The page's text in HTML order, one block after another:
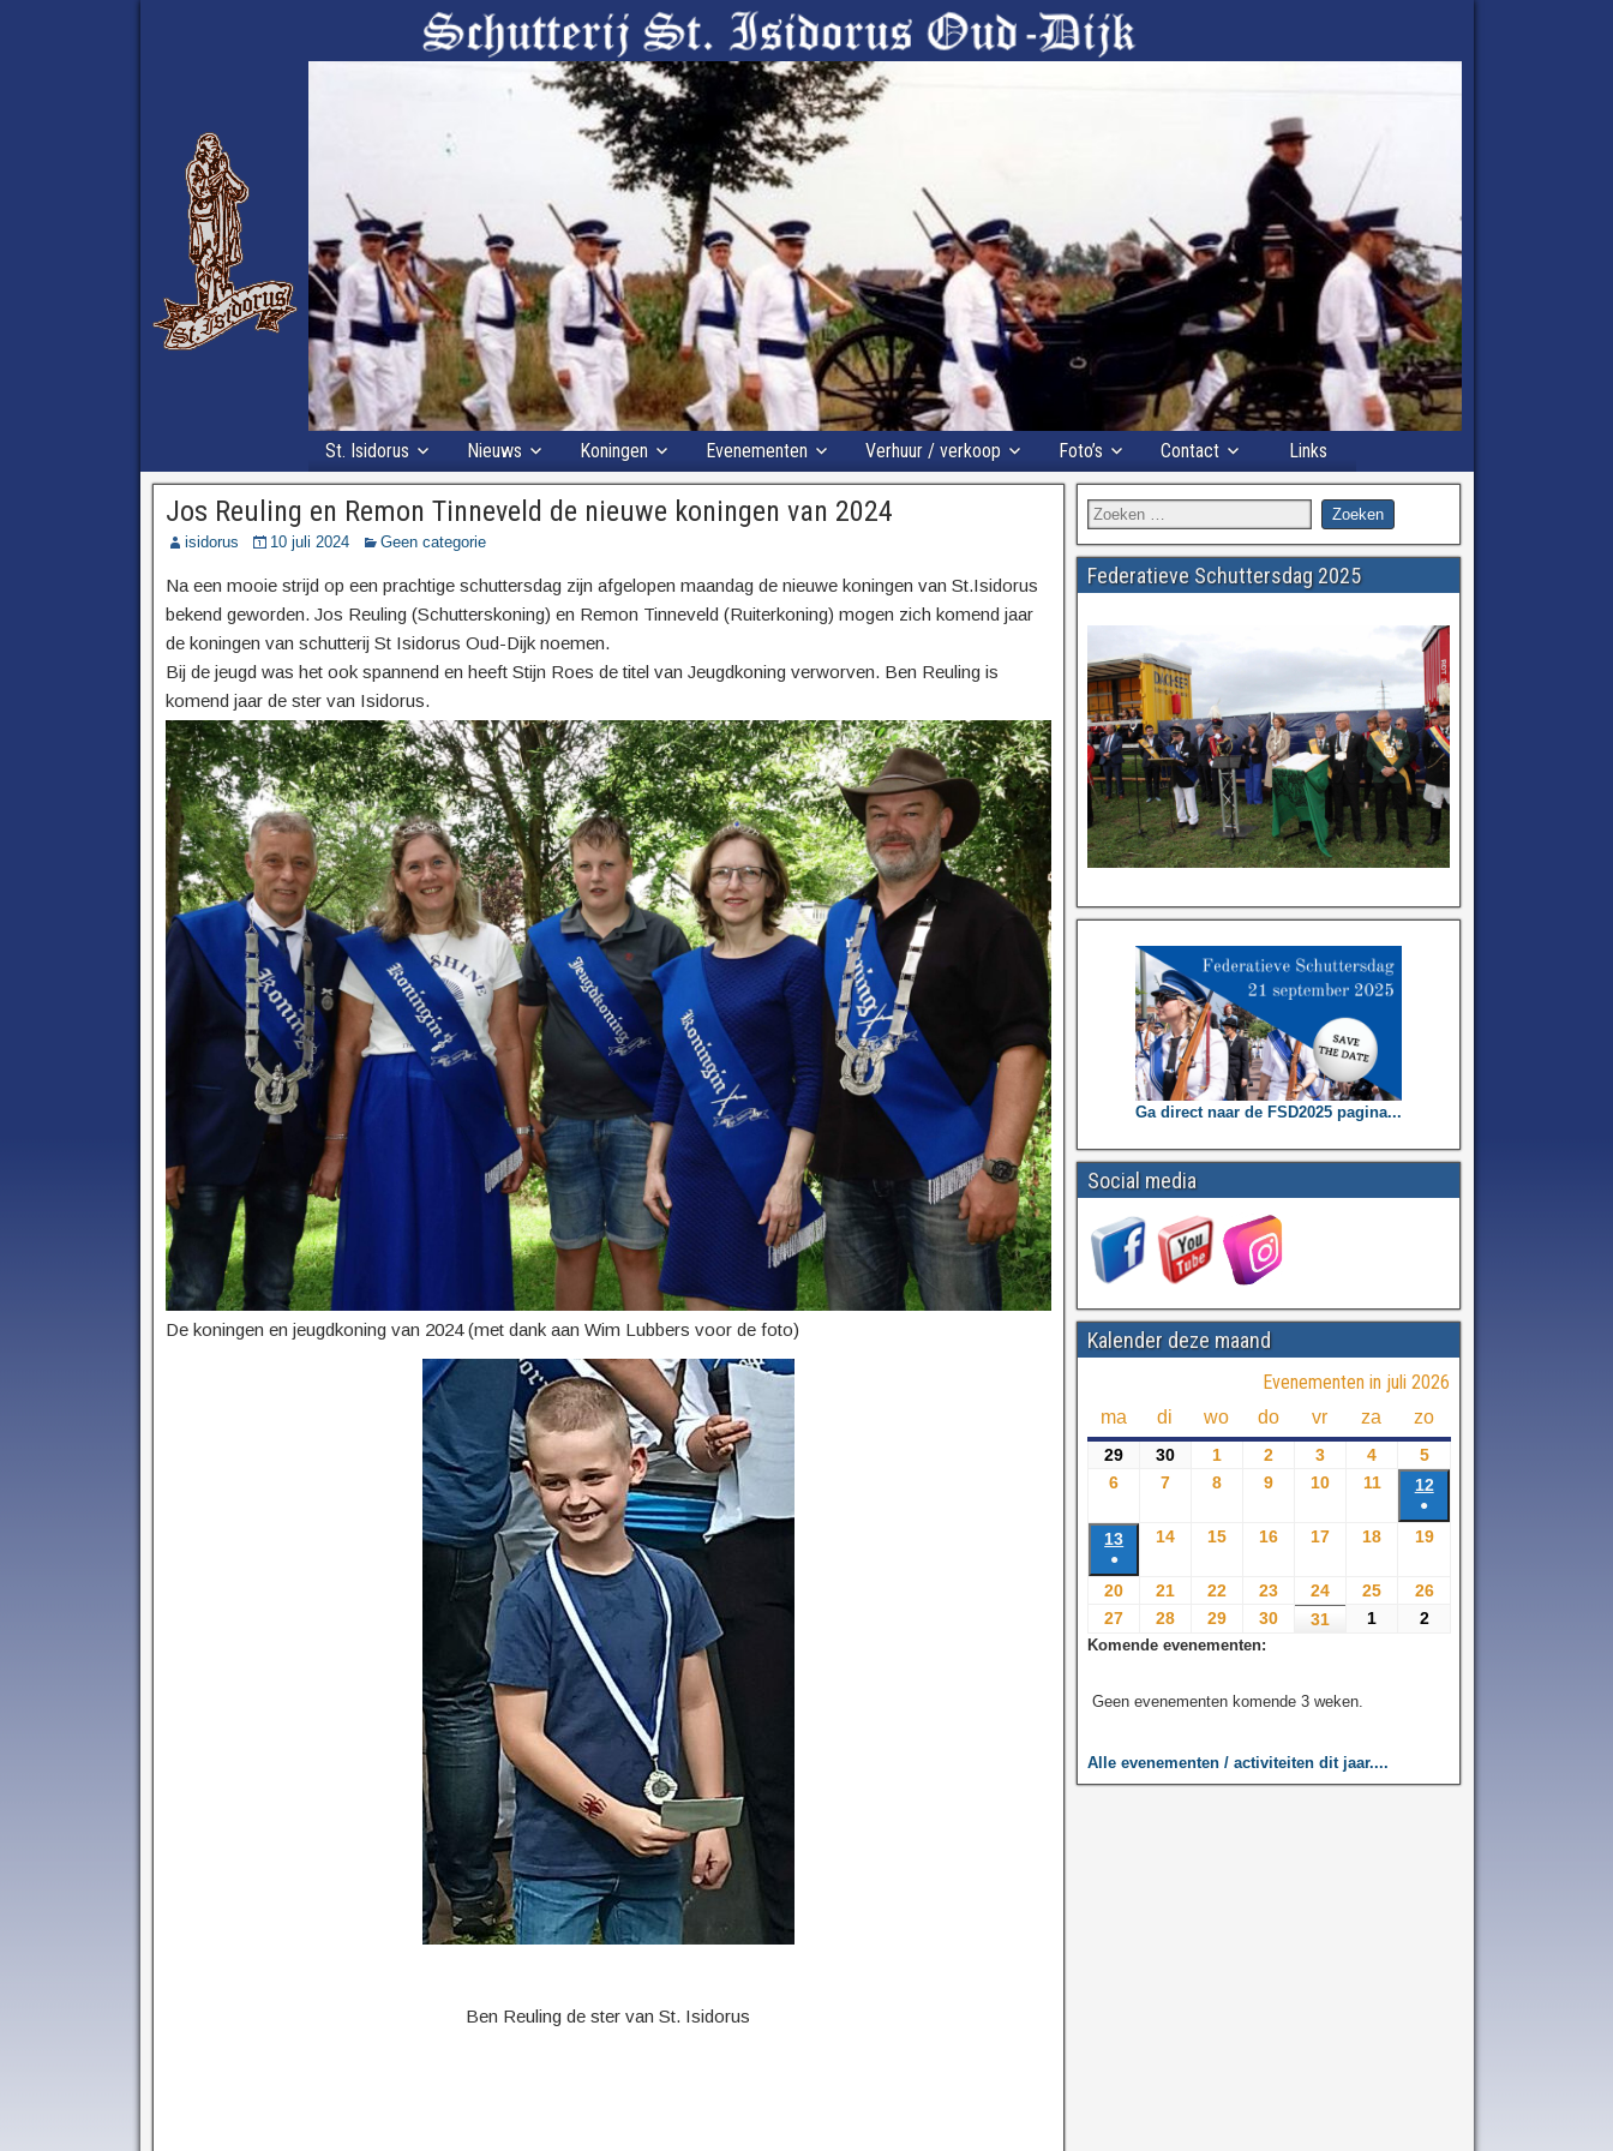
St. Isidorus Nieuws Koningen Evenementen Verhuur / verkoop Foto’s Contact Links
Jos Reuling en Remon Tinneveld de nieuwe koningen van 2024
isidorus 10 juli 2024 Geen categorie
Na een mooie strijd op een prachtige schuttersdag zijn afgelopen maandag de nieuwe koningen van St.Isidorus
bekend geworden. Jos Reuling (Schutterskoning) en Remon Tinneveld (Ruiterkoning) mogen zich komend jaar
de koningen van schutterij St Isidorus Oud-Dijk noemen.
Bij de jeugd was het ook spannend en heeft Stijn Roes de titel van Jeugdkoning verworven. Ben Reuling is
komend jaar de ster van Isidorus.
De koningen en jeugdkoning van 2024 (met dank aan Wim Lubbers voor de foto)
Ben Reuling de ster van St. Isidorus
Federatieve Schuttersdag 2025
Ga direct naar de FSD2025 pagina...
Social media
Kalender deze maand
Evenementen in juli 2026
ma di wo do vr za zo
29 30 1 2 3 4
5
6
7 8 9 10 11 12
●
13
●
14 15 16 17 18 19
20 21 22 23 24 25
26
27
28 29 30 31 1 2
Komende evenementen:
Geen evenementen komende 3 weken.
Alle evenementen / activiteiten dit jaar....